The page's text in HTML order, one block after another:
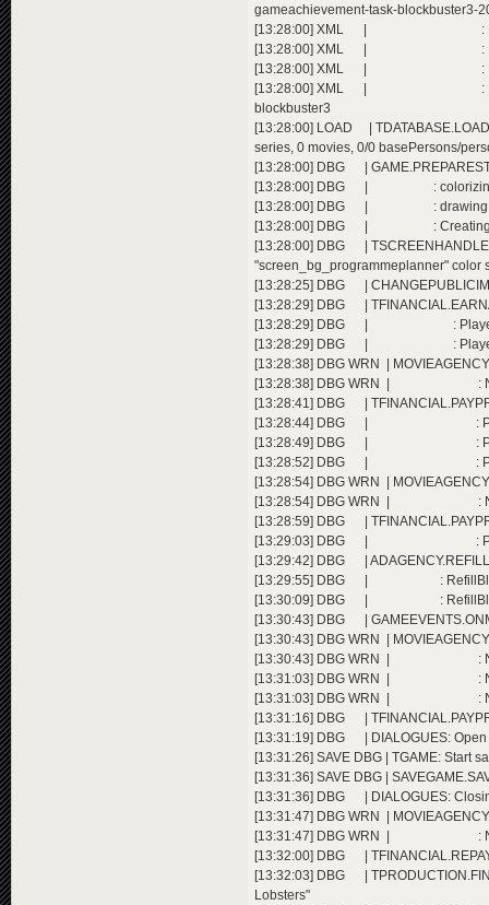
gameachievement-task-blockbuster3-
[13:28:00] XML | : Extending
[13:28:00] XML | : Extending
[13:28:00] XML | : Extending
[13:28:00] XML | : Extending
blockbuster3
[13:28:00] LOAD |
series, 0 movies, 0/0 basePersons/
[13:28:00] DBG |
[13:28:00] DBG | : colorizing
[13:28:00] DBG | : drawing
[13:28:00] DBG | : Creating the
[13:28:00] DBG |
"screen_bg_programmeplanner" color
[13:28:25] DBG |
[13:28:29] DBG |
[13:28:29] DBG | : Player 3
[13:28:29] DBG | : Player 2
[13:28:38] DBG WRN |
[13:28:38] DBG WRN | : Not
[13:28:41] DBG |
[13:28:44] DBG | : Player 1
[13:28:49] DBG | : Player 1
[13:28:52] DBG | : Player 1
[13:28:54] DBG WRN |
[13:28:54] DBG WRN | : Not
[13:28:59] DBG |
[13:29:03] DBG | : Player 1
[13:29:42] DBG |
[13:29:55] DBG | :
[13:30:09] DBG | :
[13:30:43] DBG |
[13:30:43] DBG WRN |
[13:30:43] DBG WRN | : Not
[13:31:03] DBG WRN | : Not
[13:31:03] DBG WRN | : Not
[13:31:16] DBG |
[13:31:19] DBG | DIALOGUES: Open
[13:31:26] SAVE DBG | TGAME: Start
[13:31:36] SAVE DBG |
[13:31:36] DBG | DIALOGUES:
[13:31:47] DBG WRN |
[13:31:47] DBG WRN | : Not
[13:32:00] DBG |
[13:32:03] DBG |
Lobsters"